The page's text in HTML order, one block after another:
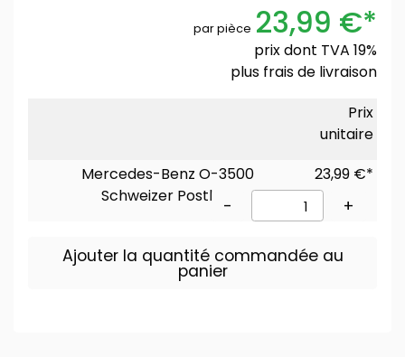
par pièce 23,99 €*
prix dont TVA 19%
plus frais de livraison
Prix
unitaire
Mercedes-Benz O-3500
Schweizer Postbus
23,99 €*
- +
Ajouter la quantité commandée au
panier